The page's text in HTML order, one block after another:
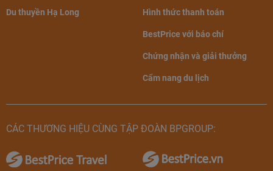
Extra Bed (Giường
Giá phòng khách sạn Melia Hà Nội 2022 (Đơn vị: VNĐ/
Một số thông tin cụ thể về từng hạng phòng:
Phòng Deluxe
Du thuyền Hạ Long Hình thức thanh toán
BestPrice với báo chí
Chứng nhận và giải thưởng
Cẩm nang du lịch
CÁC THƯƠNG HIỆU CÙNG TẬP ĐOÀN BPGROUP: